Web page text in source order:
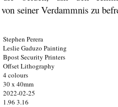
seiner Verdammnis zu
Stephen Perera
Leslie Gaduzo Painting
Bpost Security Printers
Offset Lithography
4 colours
30 x 40mm
2022-02-25
1.96 3.16